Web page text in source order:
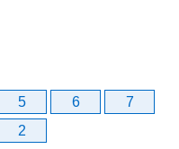
5 6
7
2